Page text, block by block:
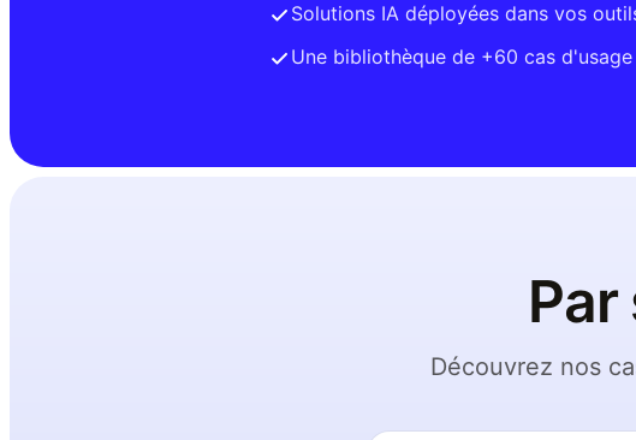
Solutions IA déployées dans vos
Une bibliothèque de +60 cas
Découvrez nos